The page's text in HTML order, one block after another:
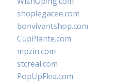
shoplegacee.com
bonvivantshop.com
CupPlante.com
mpzin.com
stcreal.com
PopUpFlea.com